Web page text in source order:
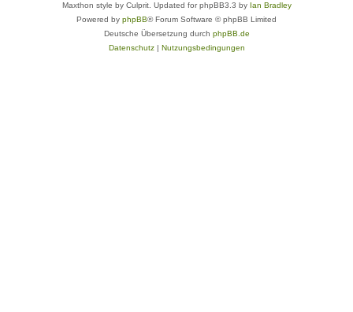
Maxthon style by Culprit. Updated for phpBB3.3 by Ian Bradley
Powered by phpBB® Forum Software © phpBB Limited
Deutsche Übersetzung durch phpBB.de
Datenschutz| Nutzungsbedingungen